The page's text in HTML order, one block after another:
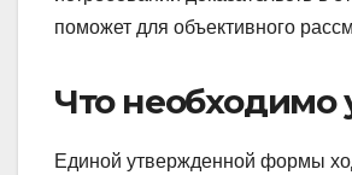
поможет для объективного
Что необходимо
Единой утвержденной формы